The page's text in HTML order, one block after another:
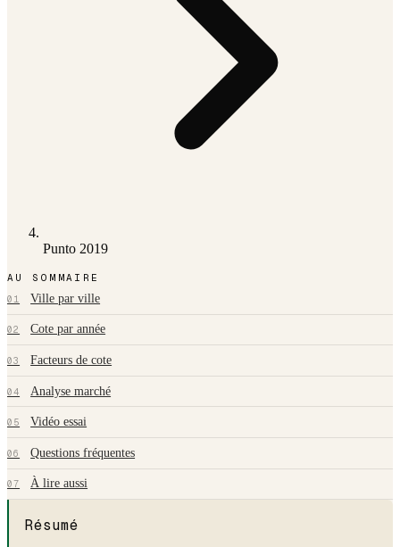
Punto 2019
AU SOMMAIRE
01 Ville par ville
02 Cote par année
03 Facteurs de cote
04 Analyse marché
05 Vidéo essai
06 Questions fréquentes
07 À lire aussi
Résumé